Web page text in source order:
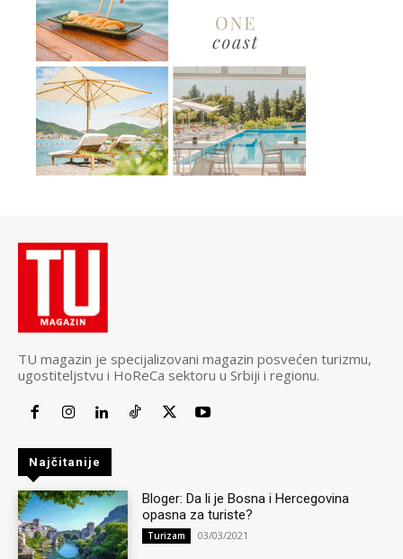
TU magazin je specijalizovani magazin posvećen turizmu,
ugostiteljstvu i HoReCa sektoru u Srbiji i regionu.
Najčitanije
Bloger: Da li je Bosna i Hercegovina
opasna za turiste?
Turizam 03/03/2021